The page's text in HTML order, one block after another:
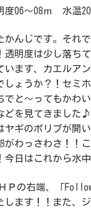
06～08ｍ 水温
んじです。それ
透明度は少し落ち
います、カエルア
ょうか？！セミ
でと～ってもかわ
どを見てきまし
ヤギのポリプが開
がわっさわさ！！
今日はこれから水
の右端、「
します！！また、